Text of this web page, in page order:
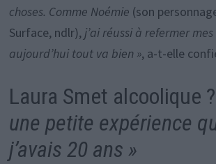
choses. Comme Noémie (son
Surface, ndlr),j’ai réussi à refermer
aujourd’hui tout va bien », a-t-elle
Laura Smet alcoolique ?
une petite expérience
j’avais 20 ans »